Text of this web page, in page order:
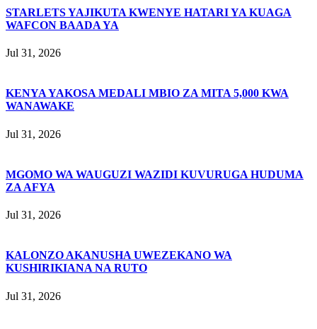
STARLETS YAJIKUTA KWENYE HATARI YA KUAGA
WAFCON BAADA YA
Jul 31, 2026
KENYA YAKOSA MEDALI MBIO ZA MITA 5,000 KWA
WANAWAKE
Jul 31, 2026
MGOMO WA WAUGUZI WAZIDI KUVURUGA HUDUMA
ZA AFYA
Jul 31, 2026
KALONZO AKANUSHA UWEZEKANO WA
KUSHIRIKIANA NA RUTO
Jul 31, 2026